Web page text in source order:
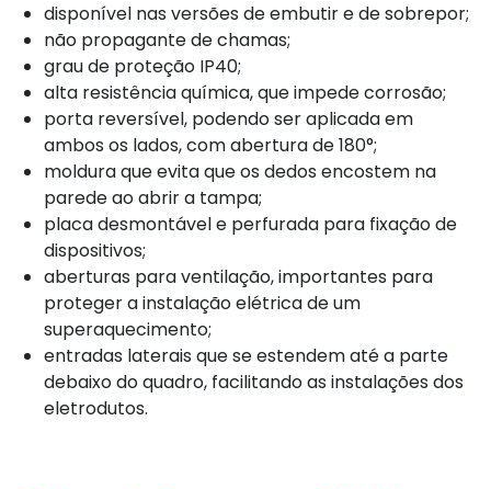
disponível nas versões de embutir e de sobrepor;
não propagante de chamas;
grau de proteção IP40;
alta resistência química, que impede corrosão;
porta reversível, podendo ser aplicada em
ambos os lados, com abertura de 180°;
moldura que evita que os dedos encostem na
parede ao abrir a tampa;
placa desmontável e perfurada para fixação de
dispositivos;
aberturas para ventilação, importantes para
proteger a instalação elétrica de um
superaquecimento;
entradas laterais que se estendem até a parte
debaixo do quadro, facilitando as instalações dos
eletrodutos.